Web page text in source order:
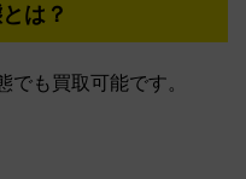
は？
でも買取可能です。